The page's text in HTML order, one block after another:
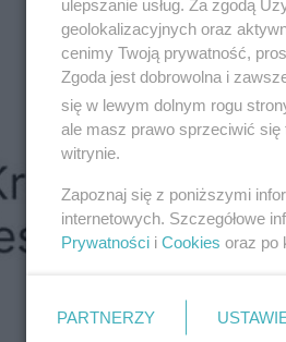
ulepszanie usług. Za zgodą
geolokalizacyjnych oraz
cenimy Twoją prywatność,
Zgoda jest dobrowolna i
się w lewym dolnym rogu
ale masz prawo sprzeciwić się
witrynie.
Zapoznaj się z poniższymi
internetowych. Szczegółowe
Prywatności i Cookies oraz po
PARTNERZY